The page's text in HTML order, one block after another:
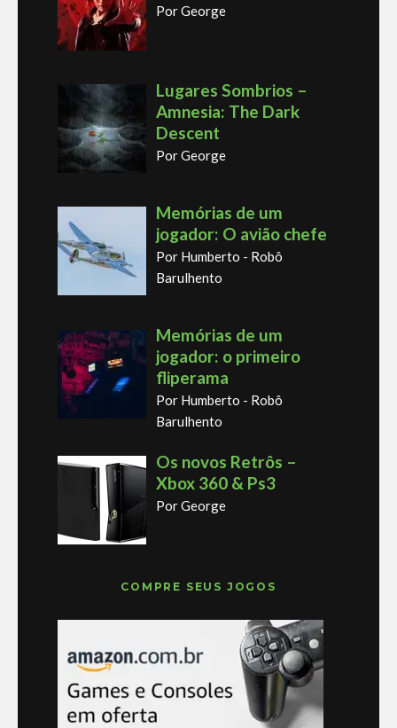
Por George
Lugares Sombrios –
Amnesia: The Dark
Descent
Por George
Memórias de um
jogador: O avião chefe
Por Humberto - Robô
Barulhento
Memórias de um
jogador: o primeiro
fliperama
Por Humberto - Robô
Barulhento
Os novos Retrôs –
Xbox 360 & Ps3
Por George
COMPRE SEUS JOGOS